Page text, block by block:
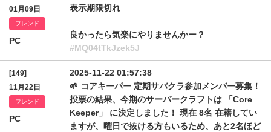
01月09日
フレンド
PC
表示期限切れ
良かったら気楽にやりませんかー？
#MQ04tTkJzek5J
[149]
11月22日
フレンド
PC
2025-11-22 01:57:38
🌱 コアキーパー 定期サバクラ参加メンバー募集！
投票の結果、今期のサーバークラフトは 「Core
Keeper」 に決定しました！ 現在 8名 在籍してい
ますが、曜日で抜ける方もいるため、あと2名ほど